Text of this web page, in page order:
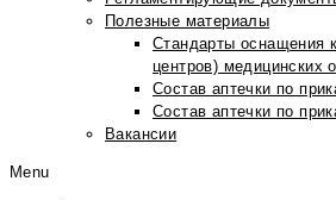
Полезные материалы
Стандарты оснащения
центров) медицинских
Состав аптечки по
Состав аптечки по
Вакансии
Menu